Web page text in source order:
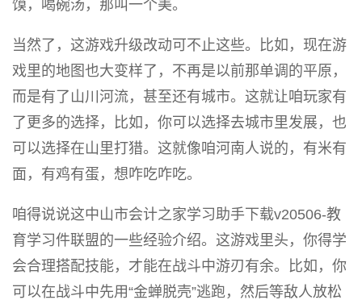
馍，喝碗汤，那叫一个美。
当然了，这游戏升级改动可不止这些。比如，现在游
戏里的地图也大变样了，不再是以前那单调的平原，
而是有了山川河流，甚至还有城市。这就让咱玩家有
了更多的选择，比如，你可以选择去城市里发展，也
可以选择在山里打猎。这就像咱河南人说的，有米有
面，有鸡有蛋，想咋吃咋吃。
咱得说说这中山市会计之家学习助手下载v20506-教
育学习件联盟的一些经验介绍。这游戏里头，你得学
会合理搭配技能，才能在战斗中游刃有余。比如，你
可以在战斗中先用“金蝉脱壳”逃跑，然后等敌人放松